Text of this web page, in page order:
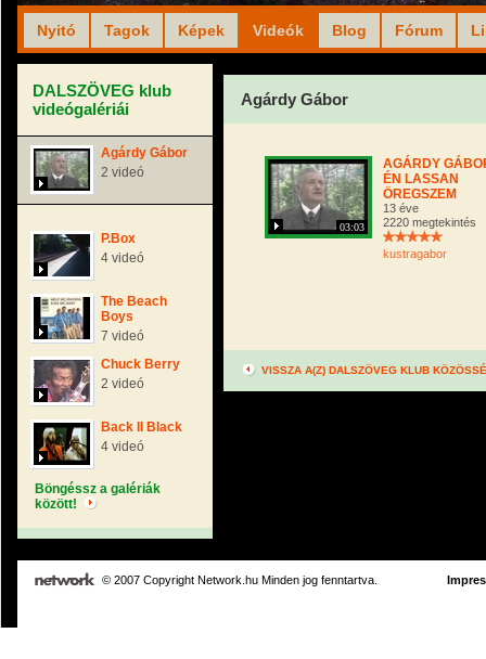
Nyitó Tagok Képek Videók Blog Fórum
DALSZÖVEG klub
videógalériái
Agárdy Gábor
2 videó
P.Box
4 videó
The Beach
Boys
7 videó
Chuck Berry
2 videó
Back II Black
4 videó
Böngéssz a galériák
között!
Agárdy Gábor
03:03
AGÁRDY
ÉN LASSAN
ÖREGSZEM
13 éve
2220 megtekintés
kustragabor
VISSZA A(Z) DALSZÖVEG KLUB
© 2007 Copyright Network.hu Minden jog fenntartva.